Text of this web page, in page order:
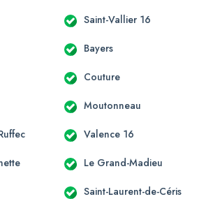
Saint-Vallier 16
Bayers
Couture
Moutonneau
Valence 16
Le Grand-Madieu
Saint-Laurent-de-Céris